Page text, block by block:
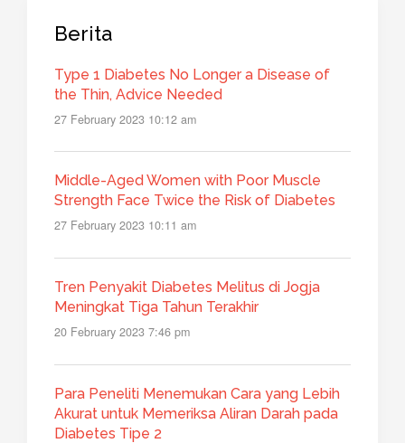
Berita
Type 1 Diabetes No Longer a Disease of
the Thin, Advice Needed
27 February 2023 10:12 am
Middle-Aged Women with Poor Muscle
Strength Face Twice the Risk of Diabetes
27 February 2023 10:11 am
Tren Penyakit Diabetes Melitus di Jogja
Meningkat Tiga Tahun Terakhir
20 February 2023 7:46 pm
Para Peneliti Menemukan Cara yang Lebih
Akurat untuk Memeriksa Aliran Darah pada
Diabetes Tipe 2